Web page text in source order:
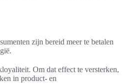
zijn bereid meer te betalen
Om dat effect te versterken,
in product- en